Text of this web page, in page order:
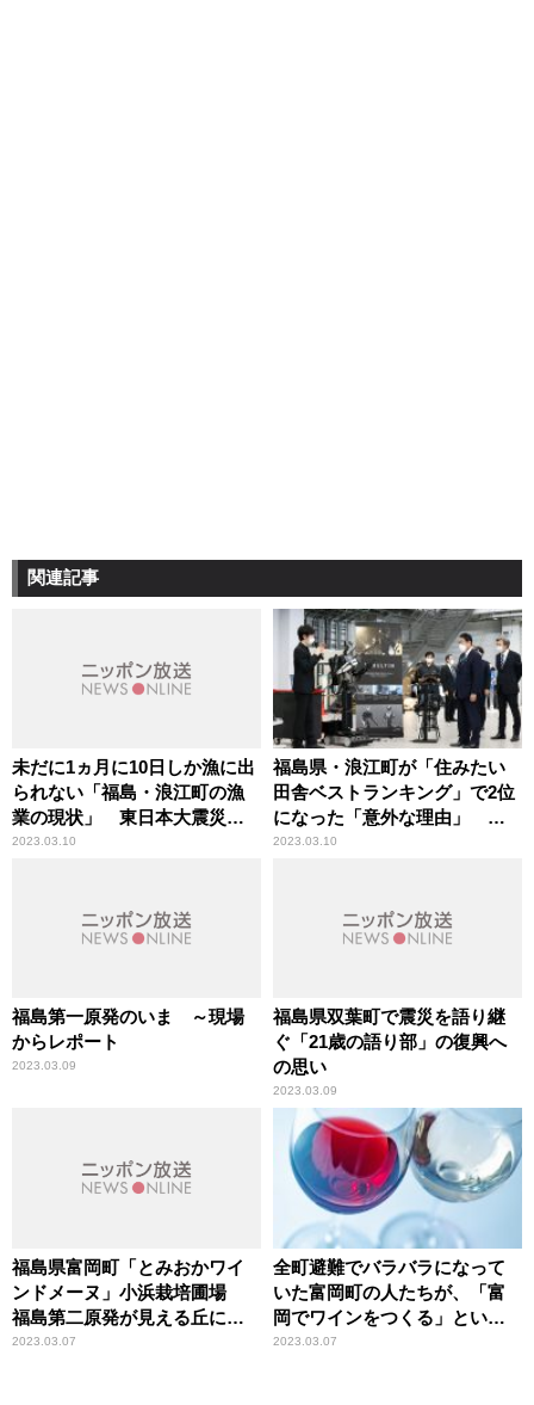
関連記事
未だに1ヵ月に10日しか漁に出
られない「福島・浪江町の漁
業の現状」 東日本大震災か
ら12年
2023.03.10
福島県・浪江町が「住みたい
田舎ベストランキング」で2位
になった「意外な理由」 東
日本大震災から12年、浪江町
2023.03.10
福島第一原発のいま ～現場
からレポート
2023.03.09
福島県双葉町で震災を語り継
ぐ「21歳の語り部」の復興へ
の思い
2023.03.09
福島県富岡町「とみおかワイ
ンドメーヌ」小浜栽培圃場
福島第二原発が見える丘にあ
る「深い理由」
2023.03.07
全町避難でバラバラになって
いた富岡町の人たちが、「富
岡でワインをつくる」という1
つの目標に向かって団結 東
2023.03.07